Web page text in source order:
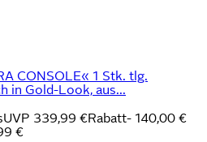
CONSOLE« 1 Stk. tlg.
in Gold-Look, aus...
UVP 339,99 €Rabatt- 140,00 €
€